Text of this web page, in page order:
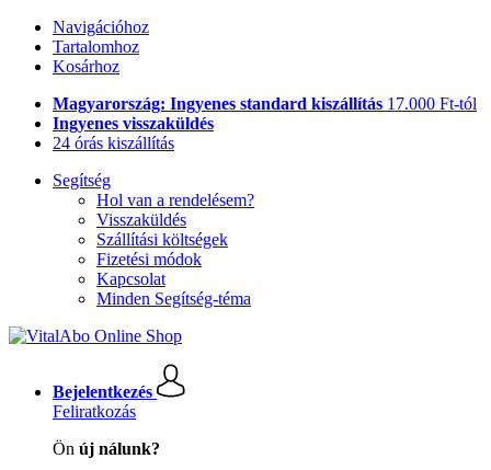
Navigációhoz
Tartalomhoz
Kosárhoz
Magyarország: Ingyenes standard kiszállítás 17.000 Ft-tól
Ingyenes visszaküldés
24 órás kiszállítás
Segítség
Hol van a rendelésem?
Visszaküldés
Szállítási költségek
Fizetési módok
Kapcsolat
Minden Segítség-téma
Bejelentkezés
Feliratkozás
Ön új nálunk?